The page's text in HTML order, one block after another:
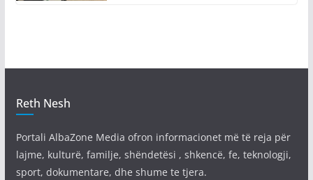
Reth Nesh
Portali AlbaZone Media ofron informacionet më të reja për
lajme, kulturë, familje, shëndetësi , shkencë, fe, teknologji,
sport, dokumentare, dhe shume te tjera.